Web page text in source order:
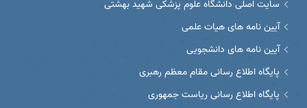
سایت اصلی دانشگاه علوم پزشکی شهید بهشتی
آیین نامه های هیات علمی
آیین نامه های دانشجویی
پایگاه اطلاع رسانی مقام معظم رهبری
پایگاه اطلاع رسانی ریاست جمهوری